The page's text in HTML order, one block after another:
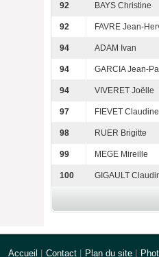
92 BAYS Christine
92 FAVRE Jean-
94 ADAM Ivan
94 GARCIA Jean-
94 VIVERET Joëlle
97 FIEVET Claudine
98 RUER Brigitte
99 MEGE Mireille
100 GIGAULT
Accueil Contact Plan du site